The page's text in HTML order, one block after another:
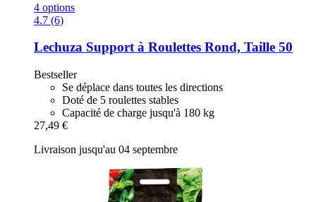
4 options
4.7 (6)
Lechuza Support à Roulettes Rond, Taille 50
Bestseller
Se déplace dans toutes les directions
Doté de 5 roulettes stables
Capacité de charge jusqu'à 180 kg
27,49 €
Livraison jusqu'au 04 septembre